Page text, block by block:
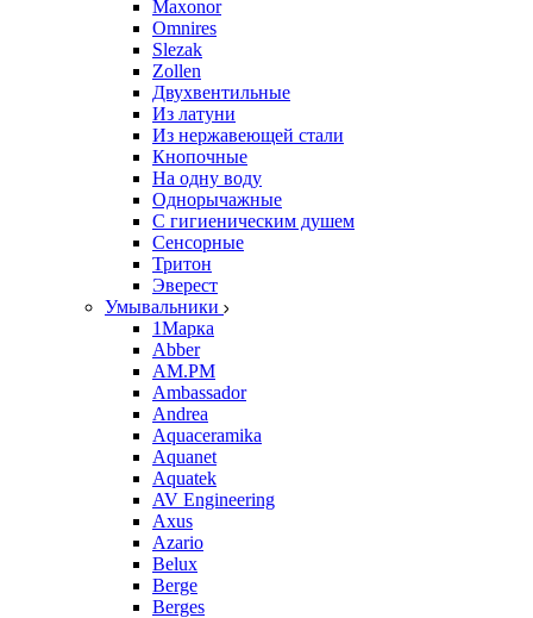
Maxonor
Omnires
Slezak
Zollen
Двухвентильные
Из латуни
Из нержавеющей стали
Кнопочные
На одну воду
Однорычажные
С гигиеническим душем
Сенсорные
Тритон
Эверест
Умывальники
1Марка
Abber
AM.PM
Ambassador
Andrea
Aquaceramika
Aquanet
Aquatek
AV Engineering
Axus
Azario
Belux
Berge
Berges